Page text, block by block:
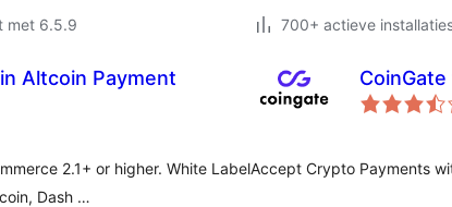
met 6.5.9
700+ actieve
Altcoin Payment
2.1+ or higher. White Label
Dash …
Accept Crypto Payments